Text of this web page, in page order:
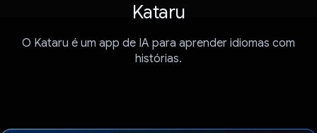
Kataru
O Kataru é um app de IA para aprender idiomas com
histórias.